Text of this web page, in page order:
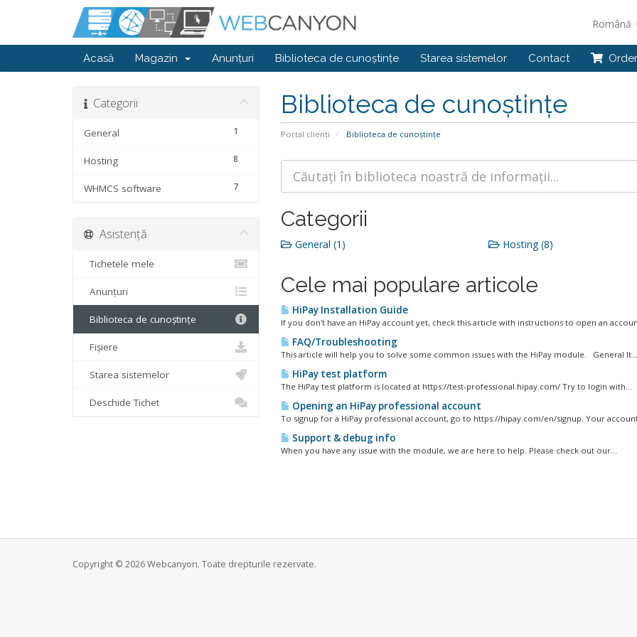
Română
Acasă Magazin Anunțuri Biblioteca de cunoștințe Starea sistemelor Contact Order
Biblioteca de cunoștințe
Portal clienți Biblioteca de cunoștințe
Categorii
1
General
8
Hosting
7
WHMCS software
Categorii
General (1) Hosting (8)
Cele mai populare articole
HiPay Installation Guide
If you don't have an HiPay account yet, check this article with instructions to open an
FAQ/Troubleshooting
This article will help you to solve some common issues with the HiPay module. General It...
HiPay test platform
The HiPay test platform is located at https://test-professional.hipay.com/ Try to login with...
Opening an HiPay professional account
To signup for a HiPay professional account, go to https://hipay.com/en/signup. Your
Support & debug info
When you have any issue with the module, we are here to help. Please check out our...
Asistență
Tichetele mele
Anunțuri
Biblioteca de cunoștințe
Fișiere
Starea sistemelor
Deschide Tichet
Copyright © 2026 Webcanyon. Toate drepturile rezervate.